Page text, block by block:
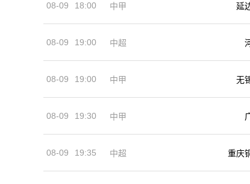
2026-08-17 【蒙古超】 乌兰固木市VS科
08-09 18:00 中甲 延
08-09 19:00 中超
08-09 19:00 中甲 无
08-09 19:30 中甲
08-09 19:35 中超 重庆